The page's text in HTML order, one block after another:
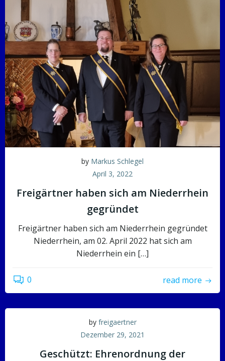
by Markus Schlegel
April 3, 2022
Freigärtner haben sich am Niederrhein
gegründet
Freigärtner haben sich am Niederrhein gegründet
Niederrhein, am 02. April 2022 hat sich am
Niederrhein ein […]
0 read more
by freigaertner
Dezember 29, 2021
Geschützt: Ehrenordnung der